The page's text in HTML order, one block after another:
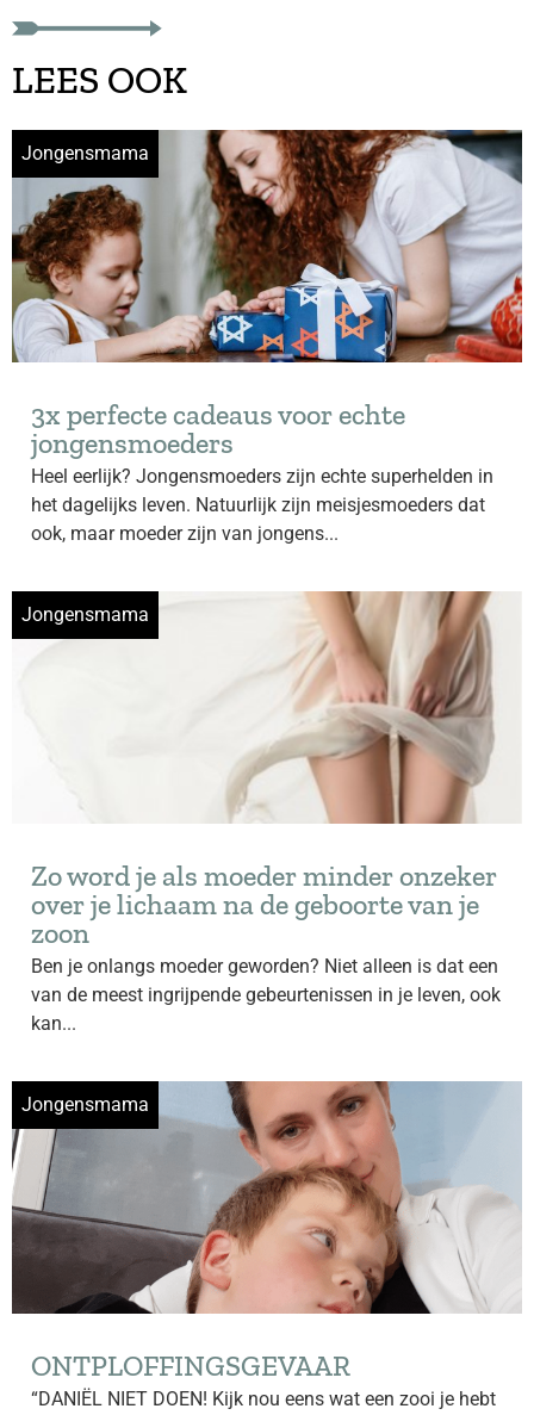
LEES OOK
Jongensmama
3x perfecte cadeaus voor echte
jongensmoeders
Heel eerlijk? Jongensmoeders zijn echte superhelden in
het dagelijks leven. Natuurlijk zijn meisjesmoeders dat
ook, maar moeder zijn van jongens...
Jongensmama
Zo word je als moeder minder onzeker
over je lichaam na de geboorte van je
zoon
Ben je onlangs moeder geworden? Niet alleen is dat een
van de meest ingrijpende gebeurtenissen in je leven, ook
kan...
Jongensmama
ONTPLOFFINGSGEVAAR
“DANIËL NIET DOEN! Kijk nou eens wat een zooi je hebt